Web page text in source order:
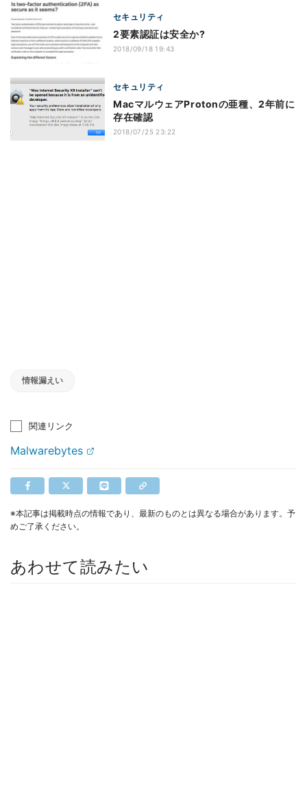
セキュリティ
2要素認証は安全か?
2018/09/18 19:43
セキュリティ
MacマルウェアProtonの亜種、2年前に
存在確認
2018/07/25 23:22
情報漏えい
関連リンク
Malwarebytes
※本記事は掲載時点の情報であり、最新のものとは異なる場合があります。予
めご了承ください。
あわせて読みたい